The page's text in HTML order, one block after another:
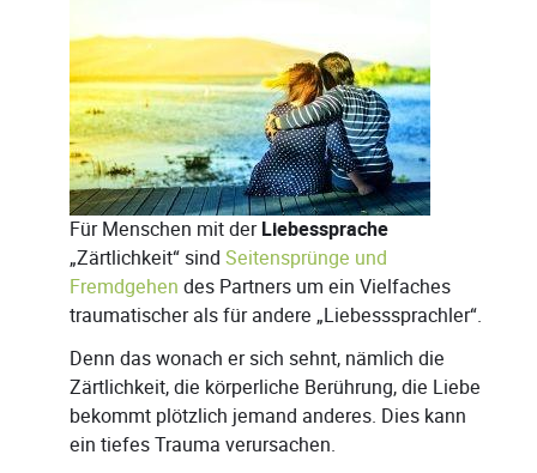
Für Menschen mit derLiebessprache
„Zärtlichkeit“ sind Seitensprünge und
Fremdgehen des Partners um ein Vielfaches
traumatischer als für andere „Liebesssprachler“.
Denn das wonach er sich sehnt, nämlich die
Zärtlichkeit, die körperliche Berührung, die Liebe
bekommt plötzlich jemand anderes. Dies kann
ein tiefes Trauma verursachen.